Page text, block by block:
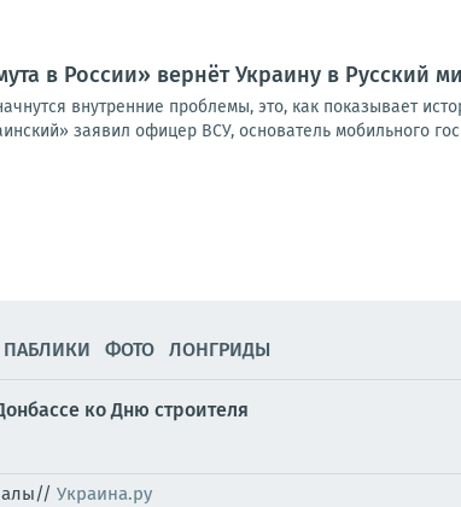
в России» вернёт Украину в Русский
внутренние проблемы, это, как показывает
заявил офицер ВСУ, основатель мобильного
ПАБЛИКИ ФОТО ЛОНГРИДЫ
ко Дню строителя
Украина.ру